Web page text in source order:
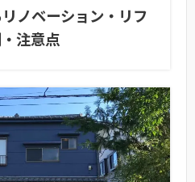
ノベーション・リフ
注意点